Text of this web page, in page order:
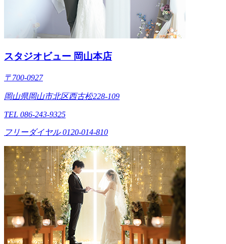
スタジオビュー 岡山本店
〒700-0927
岡山県岡山市北区西古松228-109
TEL 086-243-9325
フリーダイヤル 0120-014-810